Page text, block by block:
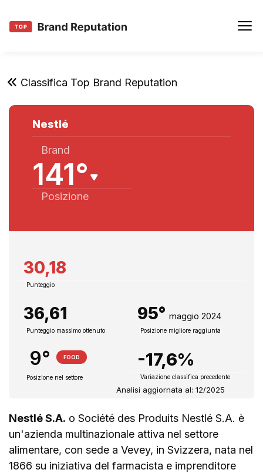
Classifica Top Brand Reputation
Nestlé
Brand
141°
Posizione
30,18
Punteggio
36,61 95° maggio 2024
Punteggio massimo ottenuto Posizione migliore raggiunta
9° FOOD
Posizione nel settore
-17,6%
Variazione classifica precedente
Analisi aggiornata al: 12/2025
Nestlé S.A. o Société des Produits Nestlé S.A. è
un'azienda multinazionale attiva nel settore
alimentare, con sede a Vevey, in Svizzera, nata nel
1866 su iniziativa del farmacista e imprenditore